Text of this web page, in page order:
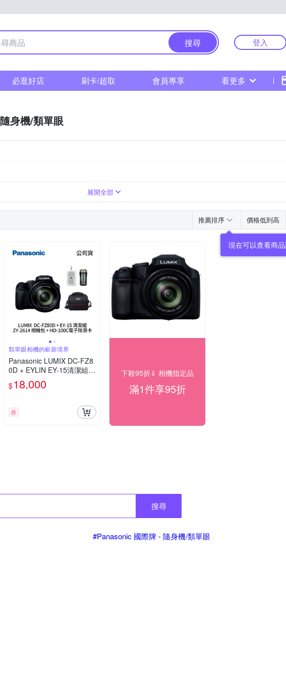
搜尋 登入
必逛好店 刷卡/超取 會員專享 看更多
隨身機/類單眼
展開全部
推薦排序 價格低到高
現在可以查看商
類單眼相機的嶄新境界
Panasonic LUMIX DC-FZ8
0D + EYLIN EY-15清潔組 +
SunLight ZY-2614相機包 +
EirMai 銳瑪 HD-100C電子
$18,000
券
下殺95折⇓ 相機指定品
滿1件享95折
搜尋
#Panasonic 國際牌 - 隨身機/類單眼